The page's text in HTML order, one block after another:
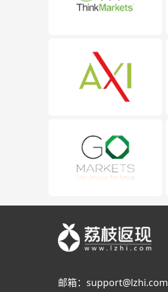
邮箱： support@lzhi.com